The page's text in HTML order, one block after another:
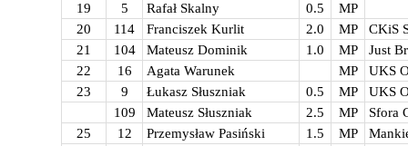
19
5 Rafał Skalny 0.5
MP
20
114 Franciszek Kurlit 2.0 MP
CKiS
21
104 Mateusz Dominik 1.0 MP
Just
22
16 Agata Warunek MP
UKS
23
9 Łukasz Słuszniak 0.5 MP
UKS
109
Mateusz Słuszniak 2.5 MP
Sfora
25
12 Przemysław Pasiński 1.5 MP